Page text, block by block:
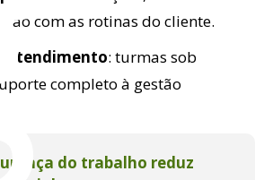
com as rotinas do cliente.
atendimento: turmas sob
completo à gestão
do trabalho reduz